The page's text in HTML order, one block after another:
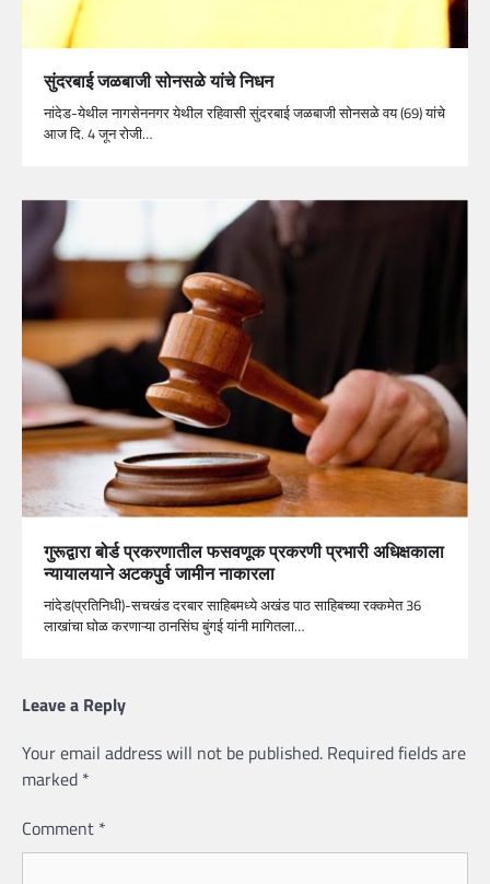
सुंदरबाई जळबाजी सोनसळे यांचे निधन
नांदेड-येथील नागसेननगर येथील रहिवासी सुंदरबाई जळबाजी सोनसळे वय (69) यांचे
आज दि. 4 जून रोजी…
गुरूद्वारा बोर्ड प्रकरणातील फसवणूक प्रकरणी प्रभारी अधिक्षकाला
न्यायालयाने अटकपुर्व जामीन नाकारला
नांदेड(प्रतिनिधी)-सचखंड दरबार साहिबमध्ये अखंड पाठ साहिबच्या रक्कमेत 36
लाखांचा घोळ करणाऱ्या ठानसिंघ बुंगई यांनी मागितला…
Leave a Reply
Your email address will not be published. Required fields are
marked *
Comment *